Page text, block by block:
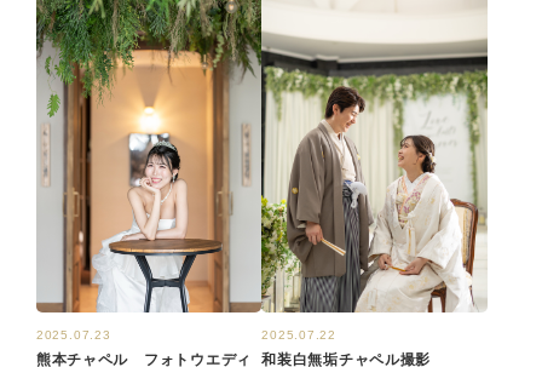
2025.07.23
熊本チャペル フォトウエディ
2025.07.22
和装白無垢チャペル撮影